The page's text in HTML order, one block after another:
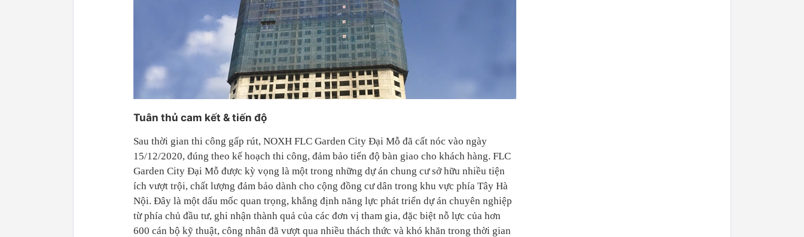
Tuân thủ cam kết & tiến độ
Sau thời gian thi công gấp rút, NOXH FLC Garden City Đại Mỗ đã cất nóc vào ngày
15/12/2020, đúng theo kế hoạch thi công, đảm bảo tiến độ bàn giao cho khách hàng. FLC
Garden City Đại Mỗ được kỳ vọng là một trong những dự án chung cư sở hữu nhiều tiện
ích vượt trội, chất lượng đảm bảo dành cho cộng đồng cư dân trong khu vực phía Tây Hà
Nội. Đây là một dấu mốc quan trọng, khẳng định năng lực phát triển dự án chuyên nghiệp
từ phía chủ đầu tư, ghi nhận thành quả của các đơn vị tham gia, đặc biệt nỗ lực của hơn
600 cán bộ kỹ thuật, công nhân đã vượt qua nhiều thách thức và khó khăn trong thời gian